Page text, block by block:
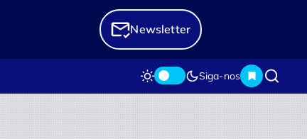
Newsletter
Siga-nos